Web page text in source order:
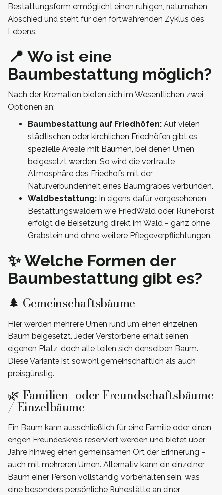
Bestattungsform ermöglicht einen ruhigen, naturnahen
Abschied und steht für den fortwährenden Zyklus des
Lebens.
📍 Wo ist eine
Baumbestattung möglich?
Nach der Kremation bieten sich im Wesentlichen zwei
Optionen an:
Baumbestattung auf Friedhöfen: Auf vielen
städtischen oder kirchlichen Friedhöfen gibt es
spezielle Areale mit Bäumen, bei denen Urnen
beigesetzt werden. So wird die vertraute
Atmosphäre des Friedhofs mit der
Naturverbundenheit eines Baumgrabes verbunden.
Waldbestattung: In eigens dafür vorgesehenen
Bestattungswäldern wie FriedWald oder RuheForst
erfolgt die Beisetzung direkt im Wald – ganz ohne
Grabstein und ohne weitere Pflegeverpflichtungen.
✨ Welche Formen der
Baumbestattung gibt es?
🌲 Gemeinschaftsbäume
Hier werden mehrere Urnen rund um einen einzelnen
Baum beigesetzt. Jeder Verstorbene erhält seinen
eigenen Platz, doch alle teilen sich denselben Baum.
Diese Variante ist sowohl gemeinschaftlich als auch
preisgünstig.
🌿 Familien- oder Freundschaftsbäume
/ Einzelbäume
Ein Baum kann ausschließlich für eine Familie oder einen
engen Freundeskreis reserviert werden und bietet über
Jahre hinweg einen gemeinsamen Ort der Erinnerung –
auch mit mehreren Urnen. Alternativ kann ein einzelner
Baum einer Person vollständig vorbehalten sein, was
eine besonders persönliche Ruhestätte an einer